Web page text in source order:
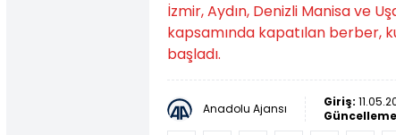
İzmir, Aydın, Denizli Manisa ve
kapsamında kapatılan berber,
başladı.
Anadolu Ajansı Giriş: